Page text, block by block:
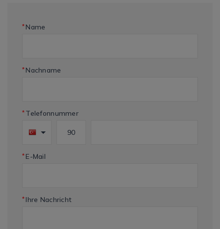
* Name
* Nachname
* Telefonnummer
* E-Mail
* Ihre Nachricht